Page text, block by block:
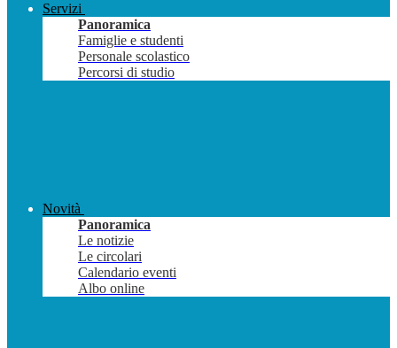
Servizi
Panoramica
Famiglie e studenti
Personale scolastico
Percorsi di studio
Novità
Panoramica
Le notizie
Le circolari
Calendario eventi
Albo online